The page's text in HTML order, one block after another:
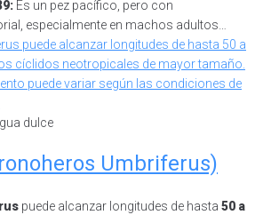
Es un pez pacífico, pero con
especialmente en machos adultos…
dulce
Umbriferus)
puede alcanzar longitudes de hasta 50 a